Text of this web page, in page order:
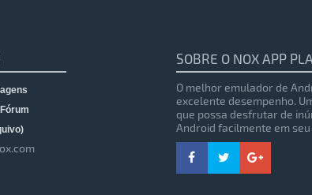
SOBRE O NOX APP
O melhor emulador de
excelente desempenho.
que possa desfrutar de
Android facilmente em